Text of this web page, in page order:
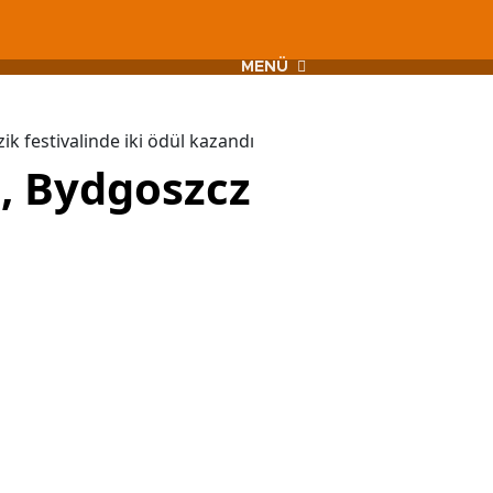
MENÜ
festivalinde iki ödül kazandı